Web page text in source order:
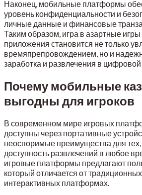
Наконец, мобильные платформы
уровень конфиденциальности и
личные данные и финансовые
Таким образом, игра в азартные
приложения становится не только
времяпрепровождением, но и
заработка и развлечения в цифровой
Почему мобильные
выгодны для игроков
В современном мире игровых
доступны через портативные
неоспоримые преимущества для тех,
доступность развлечений в любое
игровые платформы предлагают
который отличается от
интерактивных платформах.